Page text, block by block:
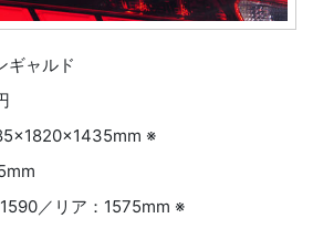
ギャルド
※
／リア：1575mm ※